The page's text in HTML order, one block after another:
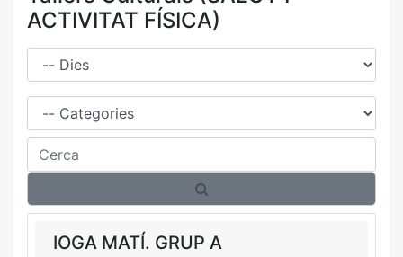
ACTIVITAT FÍSICA)
Dies
Família
Cerca
IOGA MATÍ. GRUP A